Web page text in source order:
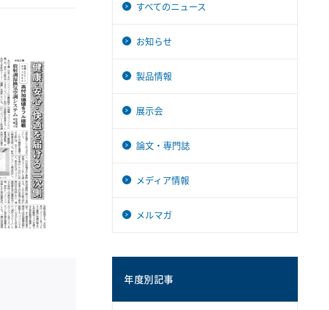
すべてのニュース
お知らせ
製品情報
展示会
論文・専門誌
メディア情報
メルマガ
年度別記事